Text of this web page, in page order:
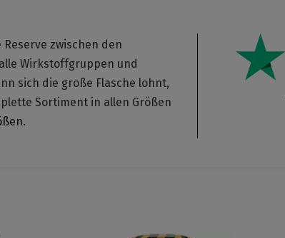
zwischen den
Wirkstoffgruppen und
sich die große Flasche lohnt,
Sortiment in allen Größen
.